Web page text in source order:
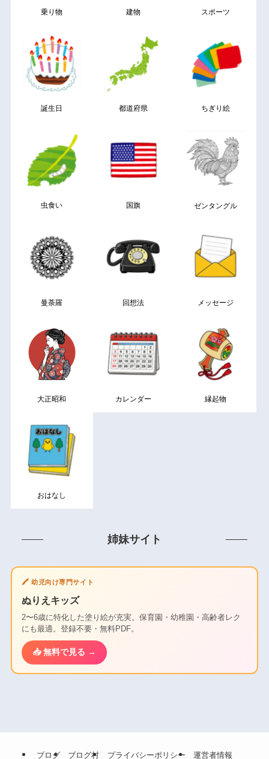
乗り物 建物 スポーツ
誕生日 都道府県 ちぎり絵
虫食い 国旗 ゼンタングル
曼荼羅 回想法 メッセージ
大正昭和 カレンダー 縁起物
おはなし
姉妹サイト
🖍️ 幼児向け専門サイト
ぬりえキッズ
2〜6歳に特化した塗り絵が充実。保育園・幼稚園・高齢者レク
にも最適。登録不要・無料PDF。
📥 無料で見る →
ブログ ブログ村 プライバシーポリシー 運営者情報